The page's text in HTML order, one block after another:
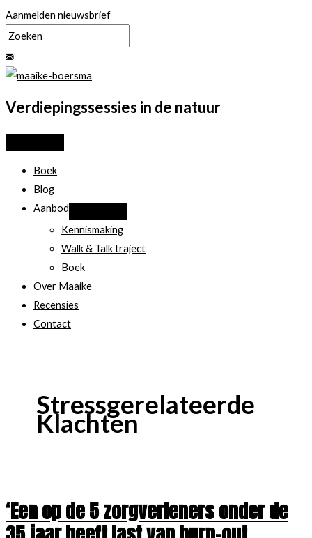
Ga
naar
de
inhoud
Aanmelden nieuwsbrief
Verdiepingssessies in de natuur
Boek
Blog
Aanbod
Kennismaking
Walk & Talk traject
Boek
Over Maaike
Recensies
Contact
Stressgerelateerde
Klachten
‘Een op de 5 zorgverleners onder de